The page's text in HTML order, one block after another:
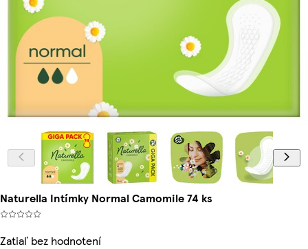
Naturella Intímky Normal Camomile 74 ks
Zatiaľ bez hodnotení